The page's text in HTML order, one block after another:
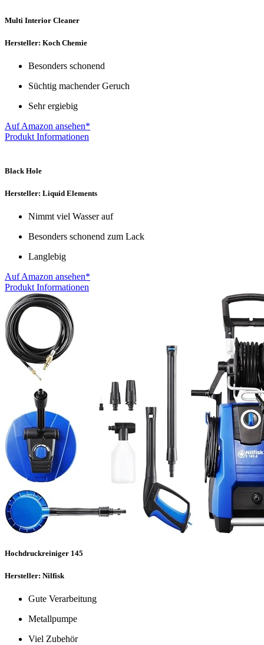
Multi Interior Cleaner
Hersteller: Koch Chemie
Besonders schonend
Süchtig machender Geruch
Sehr ergiebig
Auf Amazon ansehen*
Produkt Informationen
Black Hole
Hersteller: Liquid Elements
Nimmt viel Wasser auf
Besonders schonend zum Lack
Langlebig
Auf Amazon ansehen*
Produkt Informationen
Hochdruckreiniger 145
Hersteller: Nilfisk
Gute Verarbeitung
Metallpumpe
Viel Zubehör